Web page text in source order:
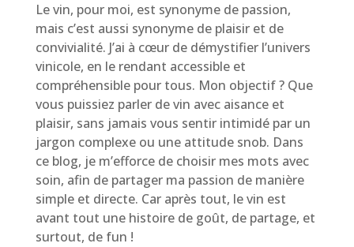
Le vin, pour moi, est synonyme de passion,
mais c’est aussi synonyme de plaisir et de
convivialité. J’ai à cœur de démystifier l’univers
vinicole, en le rendant accessible et
compréhensible pour tous. Mon objectif ? Que
vous puissiez parler de vin avec aisance et
plaisir, sans jamais vous sentir intimidé par un
jargon complexe ou une attitude snob. Dans
ce blog, je m’efforce de choisir mes mots avec
soin, afin de partager ma passion de manière
simple et directe. Car après tout, le vin est
avant tout une histoire de goût, de partage, et
surtout, de fun !